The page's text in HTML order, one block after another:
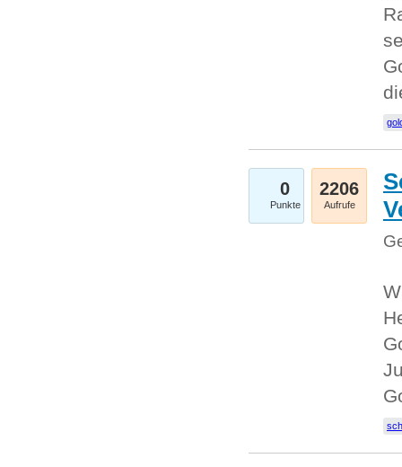
0
Punkte
2206
Aufrufe